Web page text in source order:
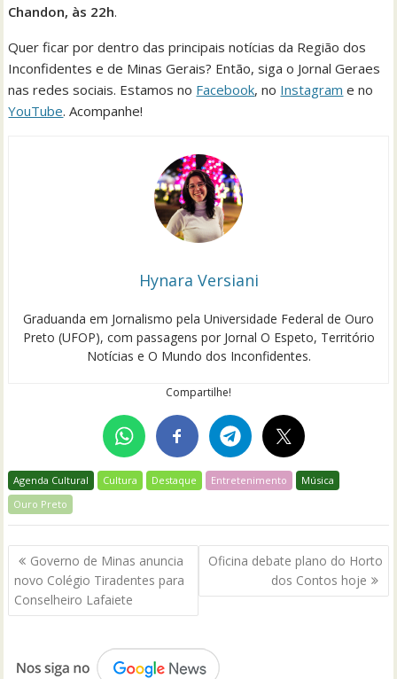
Chandon, às 22h.
Quer ficar por dentro das principais notícias da Região dos
Inconfidentes e de Minas Gerais? Então, siga o Jornal Geraes
nas redes sociais. Estamos no Facebook, no Instagram e no
YouTube. Acompanhe!
Hynara Versiani
Graduanda em Jornalismo pela Universidade Federal de Ouro
Preto (UFOP), com passagens por Jornal O Espeto, Território
Notícias e O Mundo dos Inconfidentes.
Compartilhe!
Agenda Cultural Cultura Destaque Entretenimento
Música
Ouro Preto
Navegação
de
Post
Governo de Minas anuncia
novo Colégio Tiradentes para
Conselheiro Lafaiete
Oficina debate plano do Horto
dos Contos hoje